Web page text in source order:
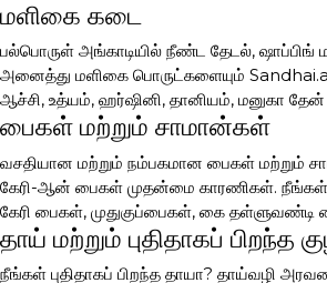
மளிகை கடை
பல்பொருள் அங்காடியில் நீண்ட தேடல்,
அனைத்து மளிகை பொருட்களையும்
ஆச்சி, உத்யம், ஹர்ஷினி, தானியம், மனுகா
பைகள் மற்றும் சாமான்கள்
வசதியான மற்றும் நம்பகமான பைகள் மற்றும்
கேரி-ஆன் பைகள் முதன்மை காரணிகள். நீங்கள்
கேரி பைகள், முதுகுப்பைகள், கை தள்ளுவண்டி
தாய் மற்றும் புதிதாகப் பிறந்த
நீங்கள் புதிதாகப் பிறந்த தாயா? தாய்வழி